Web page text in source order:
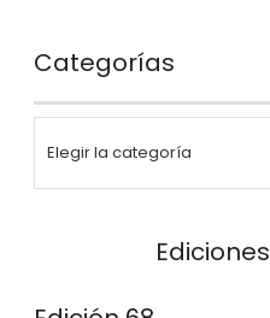
Categorías
Ediciones